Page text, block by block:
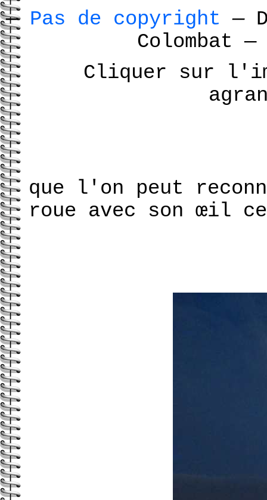
— Pas de copyright—
Colombat—
Cliquer sur
que l'on peut
roue avec son œil